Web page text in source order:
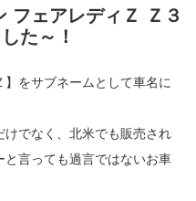
フェアレディＺ Ｚ３
た～！
をサブネームとして車名に
でなく、北米でも販売され
言っても過言ではないお車